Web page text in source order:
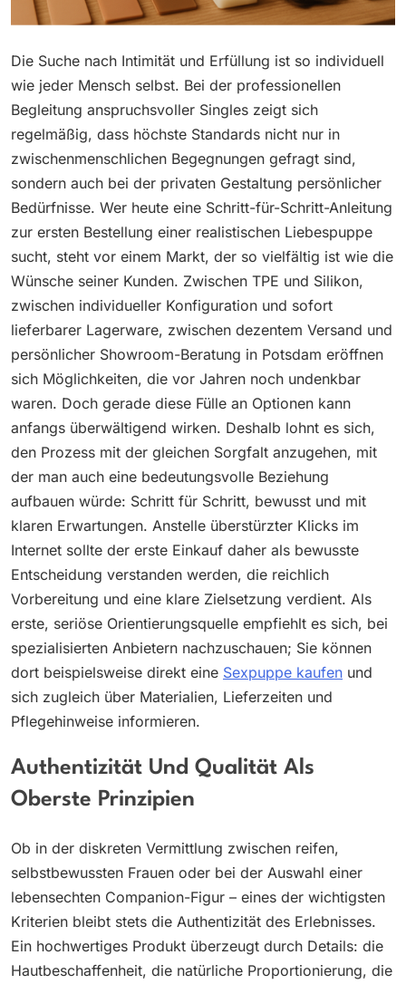
Die Suche nach Intimität und Erfüllung ist so individuell
wie jeder Mensch selbst. Bei der professionellen
Begleitung anspruchsvoller Singles zeigt sich
regelmäßig, dass höchste Standards nicht nur in
zwischenmenschlichen Begegnungen gefragt sind,
sondern auch bei der privaten Gestaltung persönlicher
Bedürfnisse. Wer heute eine Schritt-für-Schritt-Anleitung
zur ersten Bestellung einer realistischen Liebespuppe
sucht, steht vor einem Markt, der so vielfältig ist wie die
Wünsche seiner Kunden. Zwischen TPE und Silikon,
zwischen individueller Konfiguration und sofort
lieferbarer Lagerware, zwischen dezentem Versand und
persönlicher Showroom-Beratung in Potsdam eröffnen
sich Möglichkeiten, die vor Jahren noch undenkbar
waren. Doch gerade diese Fülle an Optionen kann
anfangs überwältigend wirken. Deshalb lohnt es sich,
den Prozess mit der gleichen Sorgfalt anzugehen, mit
der man auch eine bedeutungsvolle Beziehung
aufbauen würde: Schritt für Schritt, bewusst und mit
klaren Erwartungen. Anstelle überstürzter Klicks im
Internet sollte der erste Einkauf daher als bewusste
Entscheidung verstanden werden, die reichlich
Vorbereitung und eine klare Zielsetzung verdient. Als
erste, seriöse Orientierungsquelle empfiehlt es sich, bei
spezialisierten Anbietern nachzuschauen; Sie können
dort beispielsweise direkt eine Sexpuppe kaufen und
sich zugleich über Materialien, Lieferzeiten und
Pflegehinweise informieren.
Authentizität Und Qualität Als
Oberste Prinzipien
Ob in der diskreten Vermittlung zwischen reifen,
selbstbewussten Frauen oder bei der Auswahl einer
lebensechten Companion-Figur – eines der wichtigsten
Kriterien bleibt stets die Authentizität des Erlebnisses.
Ein hochwertiges Produkt überzeugt durch Details: die
Hautbeschaffenheit, die natürliche Proportionierung, die